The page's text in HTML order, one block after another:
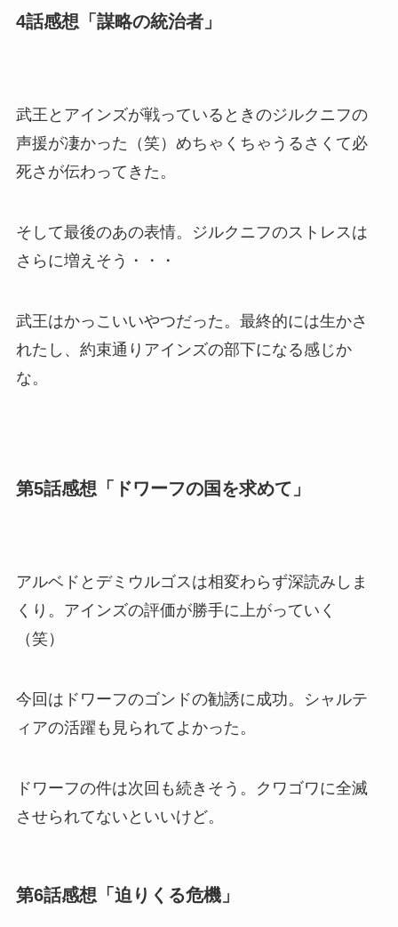
4話感想「謀略の統治者」
武王とアインズが戦っているときのジルクニフの
声援が凄かった（笑）めちゃくちゃうるさくて必
死さが伝わってきた。
そして最後のあの表情。ジルクニフのストレスは
さらに増えそう・・・
武王はかっこいいやつだった。最終的には生かさ
れたし、約束通りアインズの部下になる感じか
な。
第5話感想「ドワーフの国を求めて」
アルベドとデミウルゴスは相変わらず深読みしま
くり。アインズの評価が勝手に上がっていく
（笑）
今回はドワーフのゴンドの勧誘に成功。シャルテ
ィアの活躍も見られてよかった。
ドワーフの件は次回も続きそう。クワゴワに全滅
させられてないといいけど。
第6話感想「迫りくる危機」